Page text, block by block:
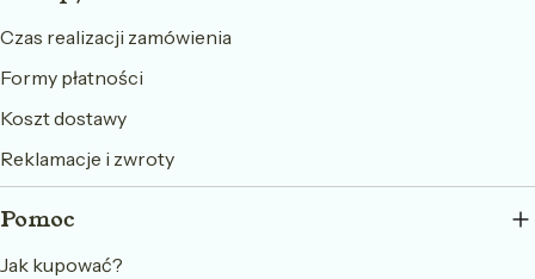
Czas realizacji zamówienia
Formy płatności
Koszt dostawy
Reklamacje i zwroty
Pomoc
Jak kupować?